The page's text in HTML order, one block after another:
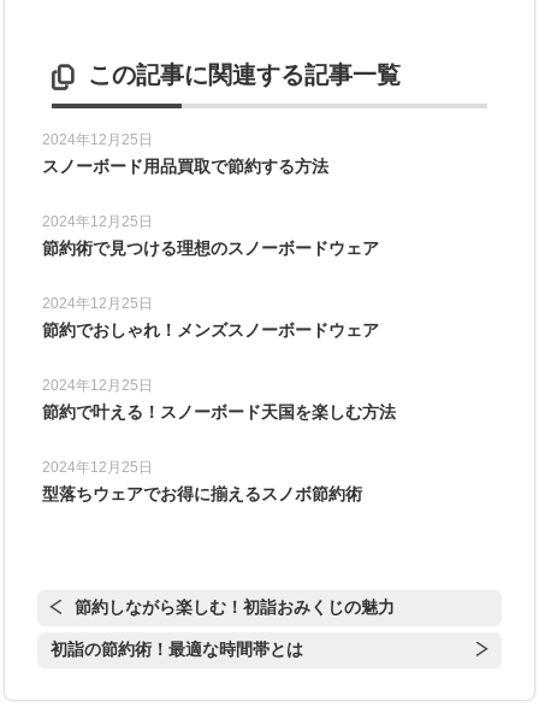
この記事に関連する記事一覧
2024年12月25日
スノーボード用品買取で節約する方法
2024年12月25日
節約術で見つける理想のスノーボードウェア
2024年12月25日
節約でおしゃれ！メンズスノーボードウェア
2024年12月25日
節約で叶える！スノーボード天国を楽しむ方法
2024年12月25日
型落ちウェアでお得に揃えるスノボ節約術
節約しながら楽しむ！初詣おみくじの魅力
初詣の節約術！最適な時間帯とは